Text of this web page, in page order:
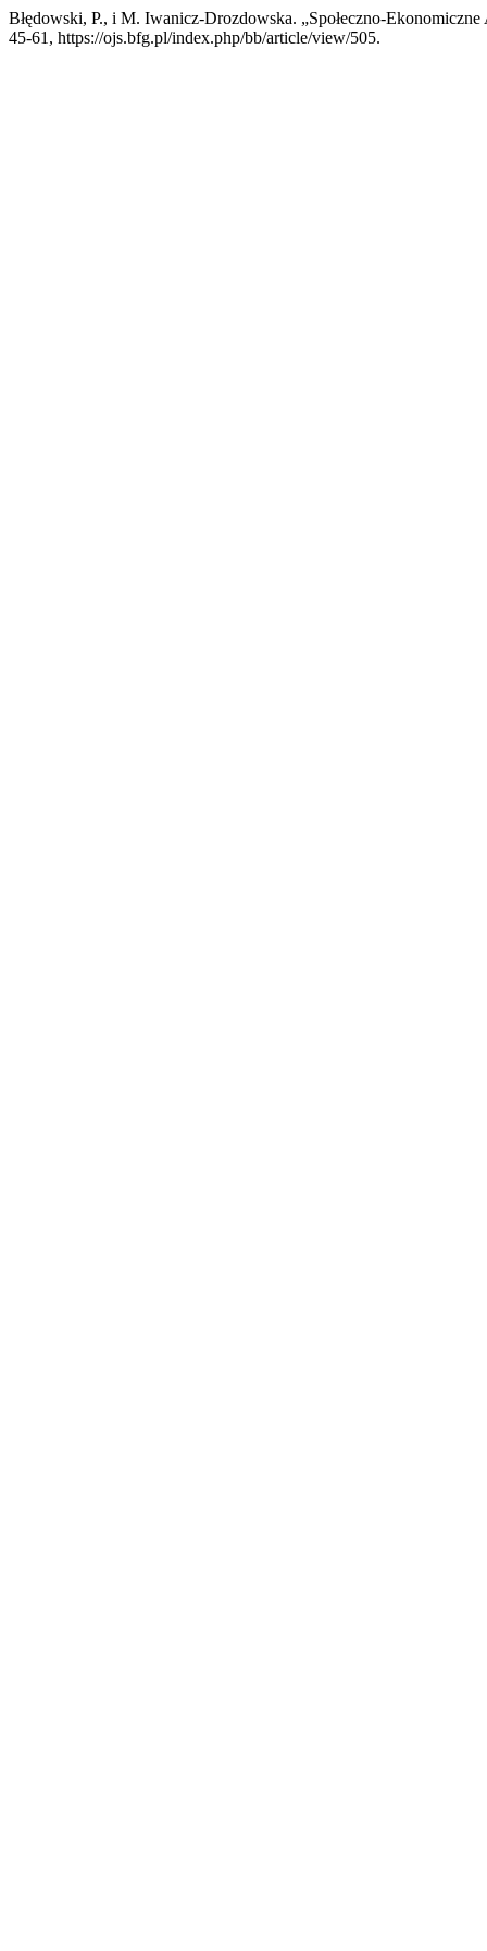
Błędowski, P., i M. Iwanicz-Drozdowska. „Społeczno-
45-61, https://ojs.bfg.pl/index.php/bb/article/view/505.